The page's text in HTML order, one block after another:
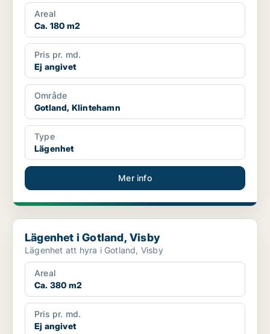
Areal
Ca. 180 m2
Pris pr. md.
Ej angivet
Område
Gotland, Klintehamn
Type
Lägenhet
Mer info
Lägenhet i Gotland, Visby
Lägenhet i Gotland, Visby
Lägenhet att hyra i Gotland, Visby
Areal
Ca. 380 m2
Pris pr. md.
Ej angivet